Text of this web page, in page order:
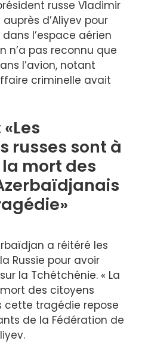
russe Vladimir
d’Aliyev pour
l’espace aérien
n’a pas reconnu que
l’avion, notant
criminelle avait
russes sont à
mort des
a réitéré les
Russie pour avoir
la Tchétchénie. « La
des citoyens
cette tragédie repose
de la Fédération de